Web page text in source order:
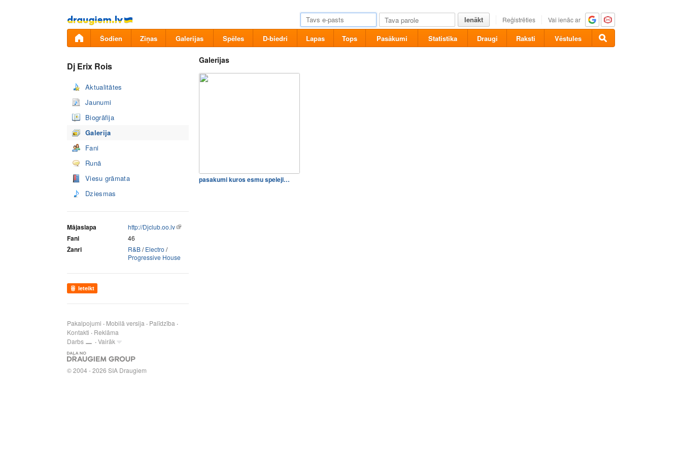
Pāriet
uz
saturu
Ienākt Reģistrēties Vai ienāc ar
Šodien Ziņas Galerijas Spēles D-biedri Lapas Tops Pasākumi Statistika Draugi Raksti Vēstules
Dj Erix Rois
Aktualitātes
Jaunumi
Biogrāfija
Galerija
Fani
Runā
Viesu grāmata
Dziesmas
Mājaslapa http://Djclub.oo.lv
Fani 46
Žanri R&B/Electro /
Progressive House
Ieteikt
Pakalpojumi Mobilā versija
Palīdzība
Kontakti
Reklāma
Darbs
Vairāk
© 2004 - 2026 SIA Draugiem
Galerijas
pasakumi kuros esmu speleji…